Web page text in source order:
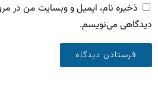
ذخیره نام، ایمیل و وبسایت من در
دیدگاهی می‌نویسم.